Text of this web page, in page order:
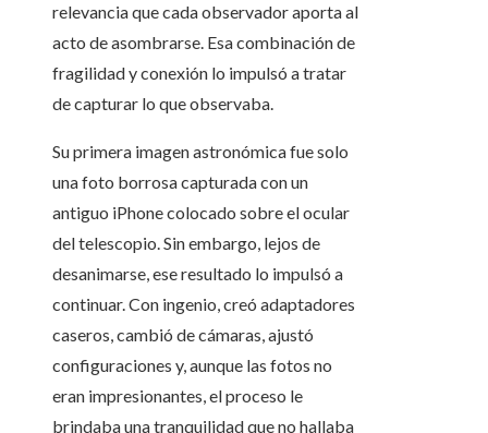
relevancia que cada observador aporta al
acto de asombrarse. Esa combinación de
fragilidad y conexión lo impulsó a tratar
de capturar lo que observaba.
Su primera imagen astronómica fue solo
una foto borrosa capturada con un
antiguo iPhone colocado sobre el ocular
del telescopio. Sin embargo, lejos de
desanimarse, ese resultado lo impulsó a
continuar. Con ingenio, creó adaptadores
caseros, cambió de cámaras, ajustó
configuraciones y, aunque las fotos no
eran impresionantes, el proceso le
brindaba una tranquilidad que no hallaba